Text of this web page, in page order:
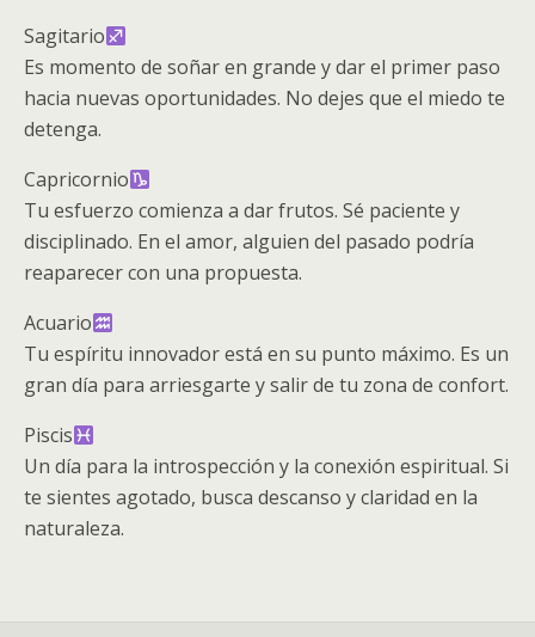
Sagitario
Es momento de soñar en grande y dar el primer paso
hacia nuevas oportunidades. No dejes que el miedo te
detenga.
Capricornio
Tu esfuerzo comienza a dar frutos. Sé paciente y
disciplinado. En el amor, alguien del pasado podría
reaparecer con una propuesta.
Acuario
Tu espíritu innovador está en su punto máximo. Es un
gran día para arriesgarte y salir de tu zona de confort.
Piscis
Un día para la introspección y la conexión espiritual. Si
te sientes agotado, busca descanso y claridad en la
naturaleza.